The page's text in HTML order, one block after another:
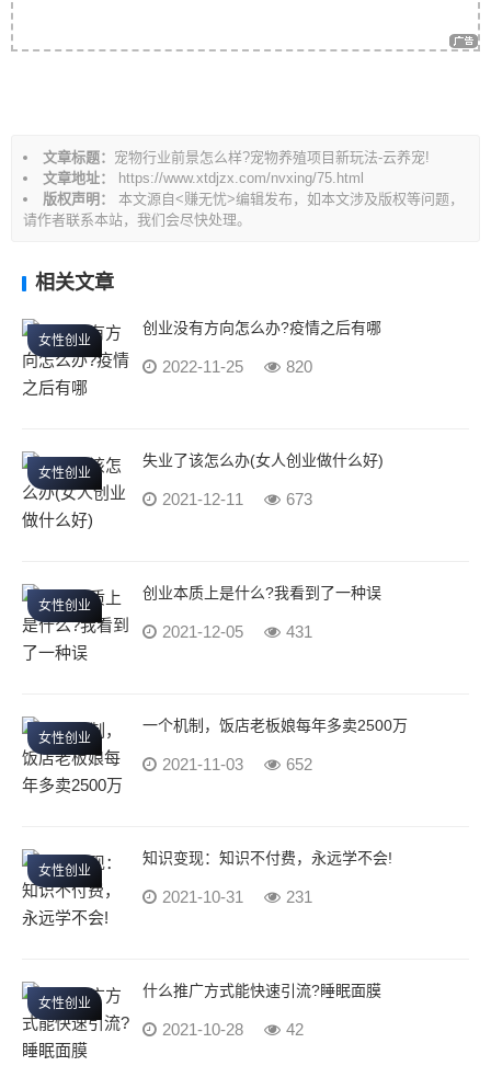
导
航
文章标题： 宠物行业前景怎么样?宠物养殖项目新玩法-云养宠!
文章地址：
https://www.xtdjzx.com/nvxing/75.html
版权声明：
本文源自<赚无忧>编辑发布，如本文涉及版权等问题，
请作者联系本站，我们会尽快处理。
相关文章
女性创业
创业没有方向怎么办?疫情之后有哪
2022-11-25 820
女性创业
失业了该怎么办(女人创业做什么好)
2021-12-11 673
女性创业
创业本质上是什么?我看到了一种误
2021-12-05 431
女性创业
一个机制，饭店老板娘每年多卖2500万
2021-11-03 652
女性创业
知识变现：知识不付费，永远学不会!
2021-10-31 231
女性创业
什么推广方式能快速引流?睡眠面膜
2021-10-28 42